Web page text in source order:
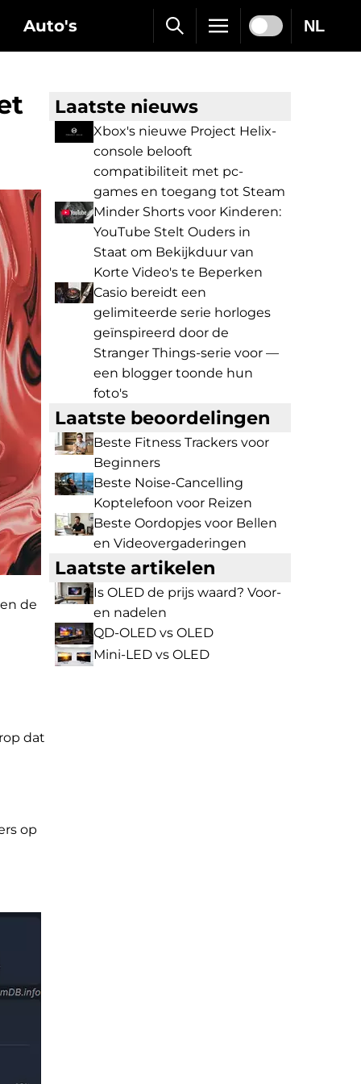
Auto's NL
de
dat
op
Laatste nieuws
Xbox's nieuwe Project Helix-
console belooft
compatibiliteit met pc-
games en toegang tot Steam
Minder Shorts voor Kinderen:
YouTube Stelt Ouders in
Staat om Bekijkduur van
Korte Video's te Beperken
Casio bereidt een
gelimiteerde serie horloges
geïnspireerd door de
Stranger Things-serie voor —
een blogger toonde hun
foto's
Laatste beoordelingen
Beste Fitness Trackers voor
Beginners
Beste Noise-Cancelling
Koptelefoon voor Reizen
Beste Oordopjes voor Bellen
en Videovergaderingen
Laatste artikelen
Is OLED de prijs waard? Voor-
en nadelen
QD-OLED vs OLED
Mini-LED vs OLED